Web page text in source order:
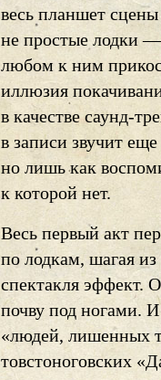
весь планшет
не простые лодки
любом к ним
иллюзия
в качестве саунд-
в записи звучит
но лишь как
к которой нет.
Весь первый акт
по лодкам, шагая
спектакля эффект.
почву под ногами. И
«людей, лишенных
товстоноговских